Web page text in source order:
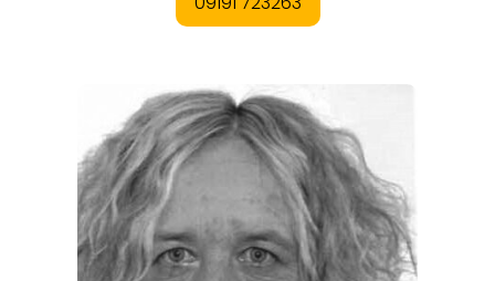
EVENTS
REISEFÜHRER
REISEMAGAZINE